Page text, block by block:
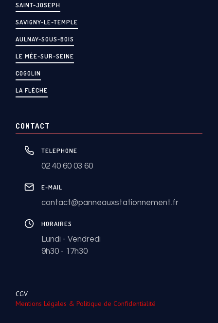
SAINT-JOSEPH
SAVIGNY-LE-TEMPLE
AULNAY-SOUS-BOIS
LE MÉE-SUR-SEINE
COGOLIN
LA FLÈCHE
CONTACT
TELEPHONE
02 40 60 03 60
E-MAIL
contact@panneauxstationnement.fr
HORAIRES
Lundi - Vendredi
9h30 - 17h30
CGV
Mentions Légales & Politique de Confidentialité